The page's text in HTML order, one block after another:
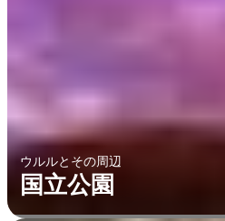
ウルルとその周辺
国立公園